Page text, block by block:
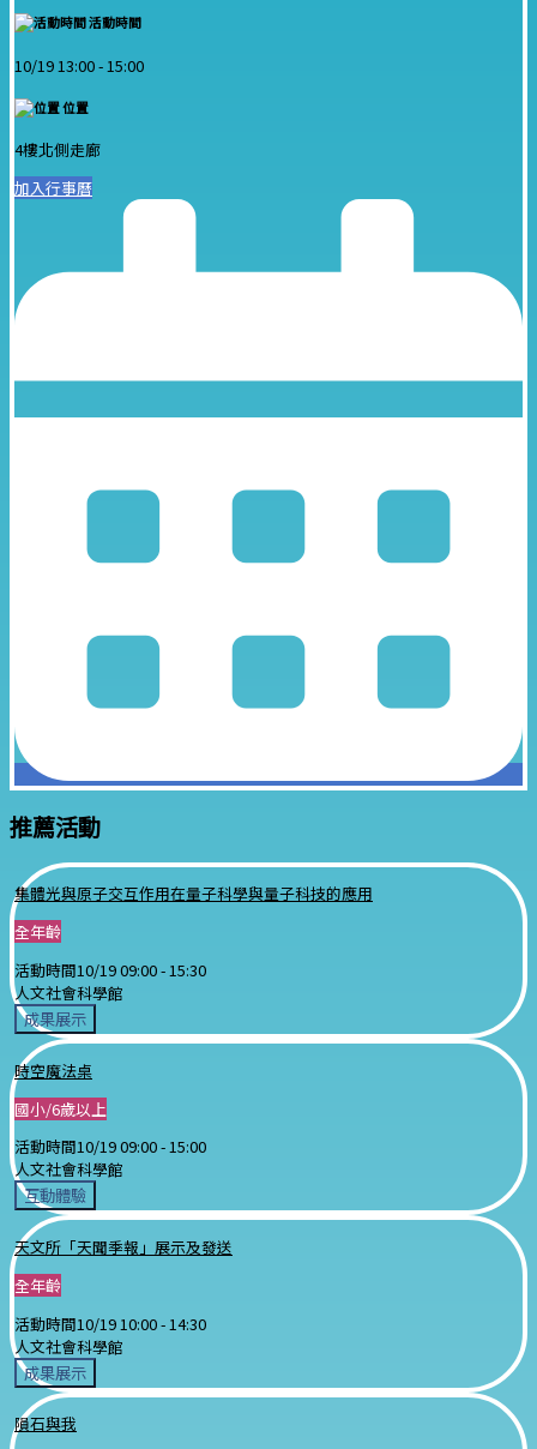
活動時間
10/19 13:00 -15:00
位置
4樓北側走廊
加入行事曆
推薦活動
集體光與原子交互作用在量子科學與量子科技的應用
全年齡
活動時間10/19 09:00 -15:30
人文社會科學館
成果展示
時空魔法桌
國小/6歲以上
活動時間10/19 09:00 -15:00
人文社會科學館
互動體驗
天文所「天聞季報」展示及發送
全年齡
活動時間10/19 10:00 - 14:30
人文社會科學館
成果展示
隕石與我